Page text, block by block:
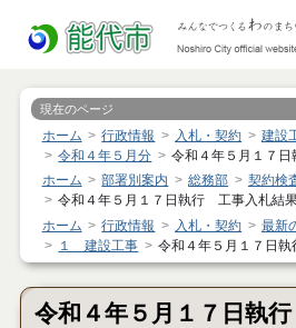
現在のページ
ホーム 行政情報 入札・契約
建設
令和４年５月分
令和４年５月１７
ホーム
部署別案内 総務部
契約検
令和４年５月１７日執行 工事入札結
ホーム
行政情報 入札・契約
最新
１ 建設工事
令和４年５月１７日
令和４年５月１７日執